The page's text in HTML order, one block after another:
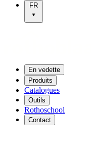
FR
En vedette
Produits
Catalogues
Outils
Rothoschool
Contact